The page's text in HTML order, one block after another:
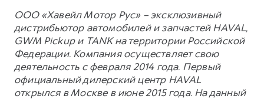
ООО «Хавейл Мотор Рус» – эксклюзивный
дистрибьютор автомобилей и запчастей HAVAL,
GWM Pickup и TANK на территории Российской
Федерации. Компания осуществляет свою
деятельность с февраля 2014 года. Первый
официальный дилерский центр HAVAL
открылся в Москве в июне 2015 года. На данный